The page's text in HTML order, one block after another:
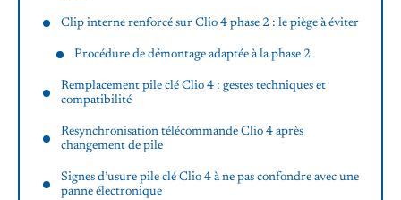
Clip interne renforcé sur Clio 4 phase 2 : le piège à éviter
Procédure de démontage adaptée à la phase 2
Remplacement pile clé Clio 4 : gestes techniques et
compatibilité
Resynchronisation télécommande Clio 4 après
changement de pile
Signes d’usure pile clé Clio 4 à ne pas confondre avec une
panne électronique